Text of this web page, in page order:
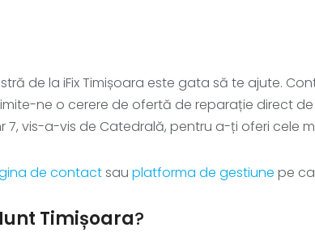
de la iFix Timișoara este gata să te ajute.
ne o cerere de ofertă de reparație direct
vis-a-vis de Catedrală, pentru a-ți oferi cele
de contactsau platforma de gestiune pe
Timișoara?